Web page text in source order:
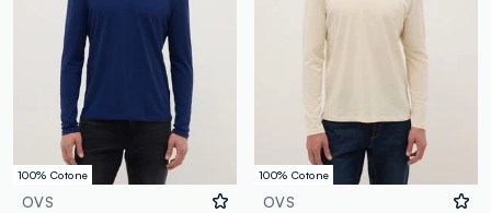
100% Cotone
OVS
100% Cotone
OVS